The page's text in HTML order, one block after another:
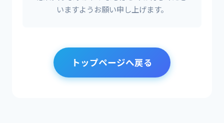
いますようお願い申し上げます。
トップページへ戻る